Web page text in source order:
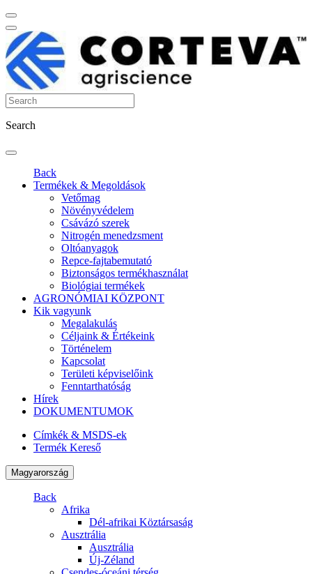
Search
Back
Termékek & Megoldások
Vetőmag
Növényvédelem
Csávázó szerek
Nitrogén menedzsment
Oltóanyagok
Repce-fajtabemutató
Biztonságos termékhasználat
Biológiai termékek
AGRONÓMIAI KÖZPONT
Kik vagyunk
Megalakulás
Céljaink & Értékeink
Történelem
Kapcsolat
Területi képviselőink
Fenntarthatóság
Hírek
DOKUMENTUMOK
Címkék & MSDS-ek
Termék Kereső
Magyarország
Back
Afrika
Dél-afrikai Köztársaság
Ausztrália
Ausztrália
Új-Zéland